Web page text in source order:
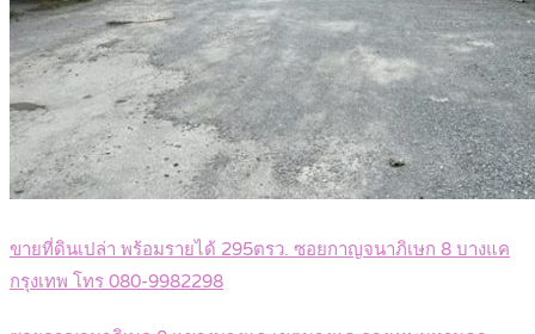
ขายที่ดินเปล่า พร้อมรายได้ 295ตรว. ซอยกาญจนาภิเษก 8 บางแค
กรุงเทพ โทร 080-9982298